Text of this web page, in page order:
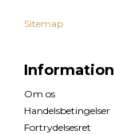
Sitemap
Information
Om os
Handelsbetingelser
Fortrydelsesret